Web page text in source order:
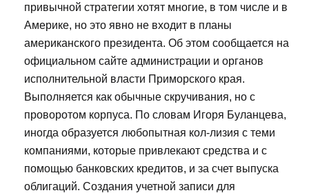
привычной стратегии хотят многие, в том числе и в
Америке, но это явно не входит в планы
американского президента. Об этом сообщается на
официальном сайте администрации и органов
исполнительной власти Приморского края.
Выполняется как обычные скручивания, но с
проворотом корпуса. По словам Игоря Буланцева,
иногда образуется любопытная кол-лизия с теми
компаниями, которые привлекают средства и с
помощью банковских кредитов, и за счет выпуска
облигаций. Создания учетной записи для